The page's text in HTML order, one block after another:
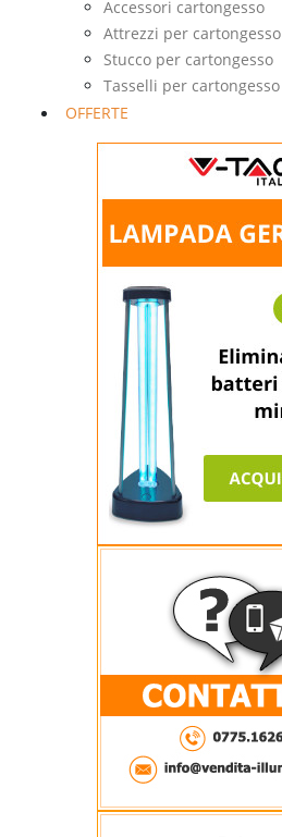
Accessori cartongesso
Attrezzi per cartongesso
Stucco per cartongesso
Tasselli per cartongesso
OFFERTE